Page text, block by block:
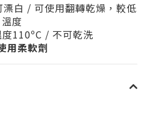
白 / 可使用翻轉乾燥，較低
溫度
110ºC / 不可乾洗
用柔軟劑